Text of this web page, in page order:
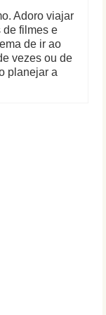
Adoro viajar
de filmes e
de ir ao
vezes ou de
planejar a